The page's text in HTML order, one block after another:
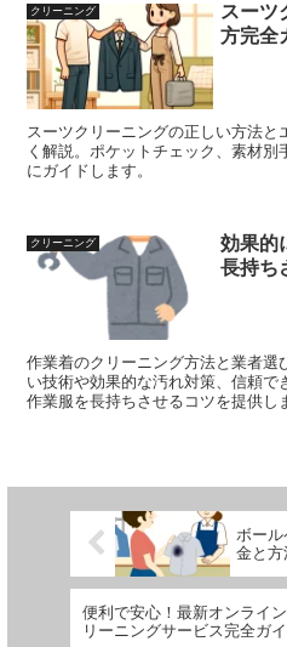
クリーニング
スーツ
方完全
スーツクリーニングの正しい方法と
く解説。ポケットチェック、素材
にガイドします。
クリーニング
効果的
長持ち
作業着のクリーニング方法と業者選
い技術や効果的な汚れ対策、信頼で
作業服を長持ちさせるコツを提供し
ボー
金と方
便利で安心！最新オンライ
リーニングサービス完全ガ